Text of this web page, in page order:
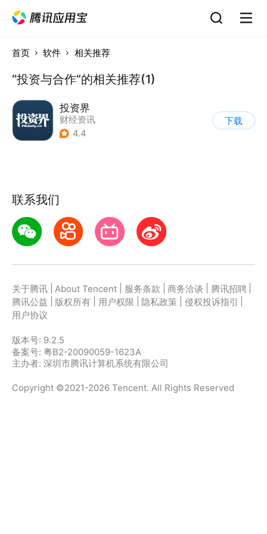
首页 软件 相关推荐
“投资与合作”的相关推荐(1)
投资界
财经资讯
4.4
下载
联系我们
关于腾讯 About Tencent 服务条款 商务洽谈 腾讯招聘
腾讯公益
版权所有 用户权限 隐私政策 侵权投诉指引
用户协议
版本号: 9.2.5
备案号: 粤B2-20090059-1623A
主办者: 深圳市腾讯计算机系统有限公司
Copyright ©2021-2026 Tencent. All Rights Reserved